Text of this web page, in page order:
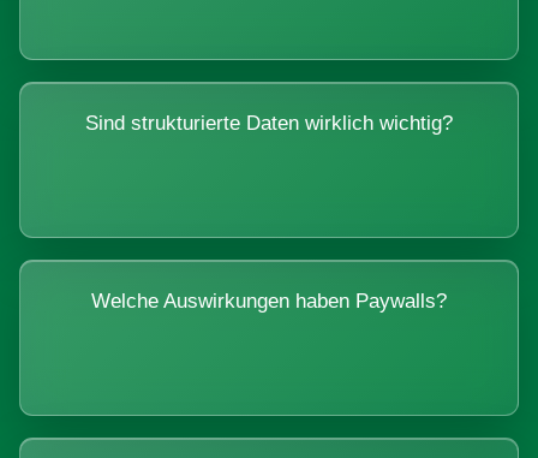
Sind strukturierte Daten wirklich wichtig?
Welche Auswirkungen haben Paywalls?